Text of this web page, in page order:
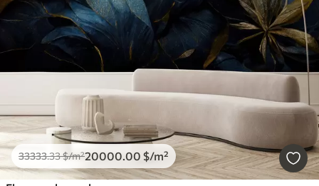
33333.33$/m²20000.00 $/m²